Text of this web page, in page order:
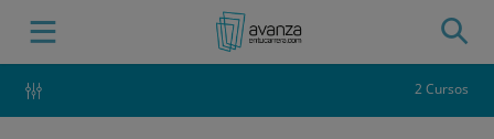
2 Cursos